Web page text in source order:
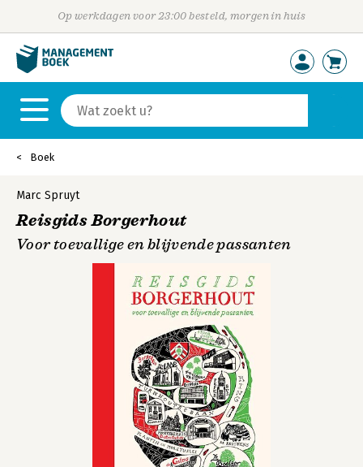
Op werkdagen voor 23:00 besteld, morgen in huis
Boek
Marc Spruyt
Reisgids Borgerhout
Voor toevallige en blijvende passanten